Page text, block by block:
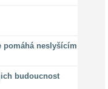
pomáhá neslyšícím
budoucnost